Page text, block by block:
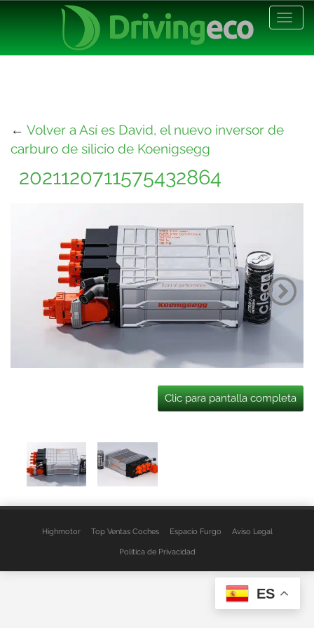
← Volver a Así es David, el nuevo inversor de
carburo de silicio de Koenigsegg
2021120711575432864
Clic para pantalla completa
Highmotor Top Ventas Coches Espacio Furgo Aviso Legal
Política de Privacidad
ES